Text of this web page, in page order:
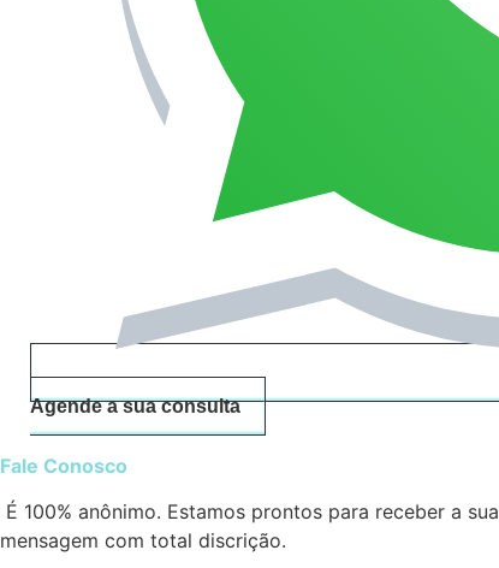
Agende a sua consulta
Fale Conosco
É 100% anônimo. Estamos prontos para receber a sua
mensagem com total discrição.